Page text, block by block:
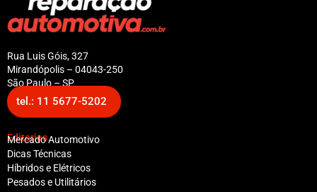
Rua Luis Góis, 327
Mirandópolis – 04043-250
São Paulo – SP
tel.: 11 5677-5202
Editorias
Mercado Automotivo
Dicas Técnicas
Híbridos e Elétricos
Pesados e Utilitários